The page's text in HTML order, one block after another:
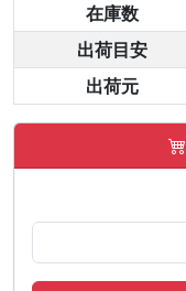
在庫数
出荷目安
出荷元